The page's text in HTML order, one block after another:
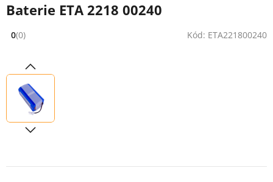
Baterie ETA 2218 00240
Hodnocení: 0 z 5 (0 recenzí)
0(0) Kód: ETA221800240